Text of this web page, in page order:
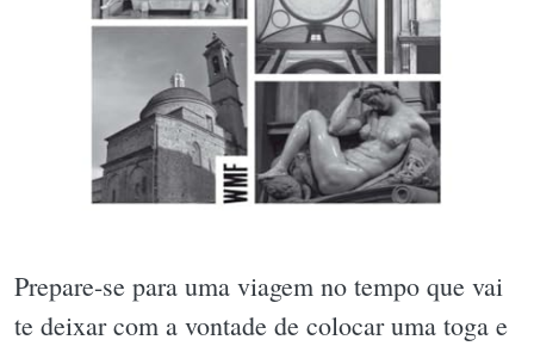
Prepare-se para uma viagem no tempo que vai
te deixar com a vontade de colocar uma toga e